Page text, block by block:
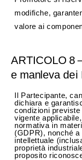
modifiche,
valore ai
ARTICOLO 8
e manleva dei
Il Partecipante,
dichiara e
condizioni
vigente
normativa in
(GDPR), nonché
intellettuale
proprietà
proposito